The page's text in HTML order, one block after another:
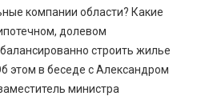
компании области? Какие
долевом
строить жилье
этом в беседе с Александром
министра